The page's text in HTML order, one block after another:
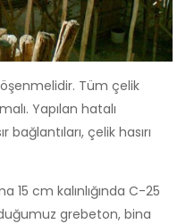
Tüm çelik
Yapılan hatalı
çelik hasırı
15 cm kalınlığında C-25
grebeton, bina